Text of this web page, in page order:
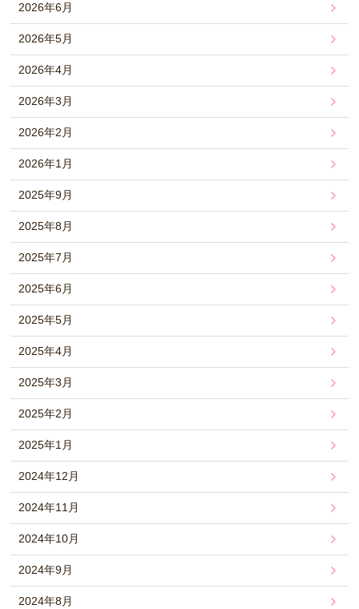
2026年6月
2026年5月
2026年4月
2026年3月
2026年2月
2026年1月
2025年9月
2025年8月
2025年7月
2025年6月
2025年5月
2025年4月
2025年3月
2025年2月
2025年1月
2024年12月
2024年11月
2024年10月
2024年9月
2024年8月